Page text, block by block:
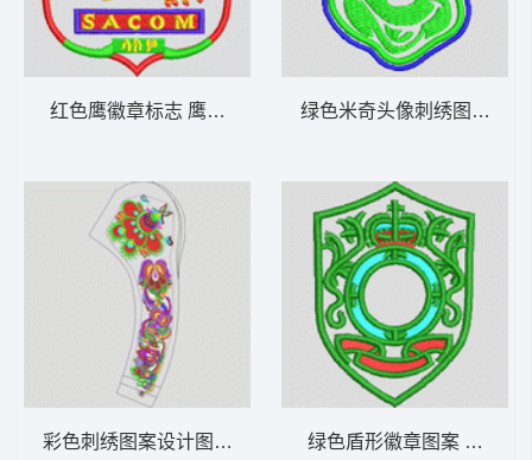
红色鹰徽章标志 鹰章仔
彩色刺绣图案设计图 民族吉祥花
绿色米奇头像刺绣图案 米奇
绿色盾形徽章图案 章仔